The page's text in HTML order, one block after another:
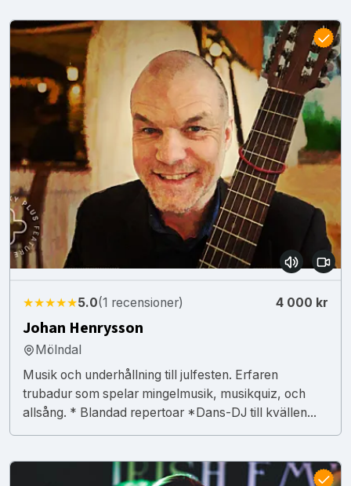
★★★★★5.0(1 recensioner) 4 000 kr
Johan Henrysson
Mölndal
Musik och underhållning till julfesten. Erfaren
trubadur som spelar mingelmusik, musikquiz, och
allsång. * Blandad repertoar *Dans-DJ till kvällen...